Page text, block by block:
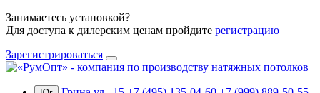
Занимаетесь установкой?
Для доступа к дилерским ценам пройдите регистрацию
Зарегистрироваться